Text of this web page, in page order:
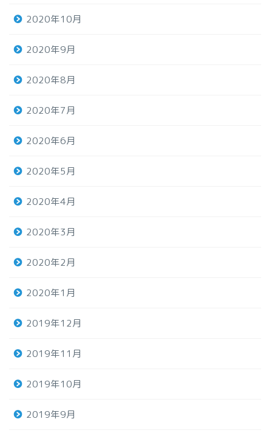
2020年10月
2020年9月
2020年8月
2020年7月
2020年6月
2020年5月
2020年4月
2020年3月
2020年2月
2020年1月
2019年12月
2019年11月
2019年10月
2019年9月